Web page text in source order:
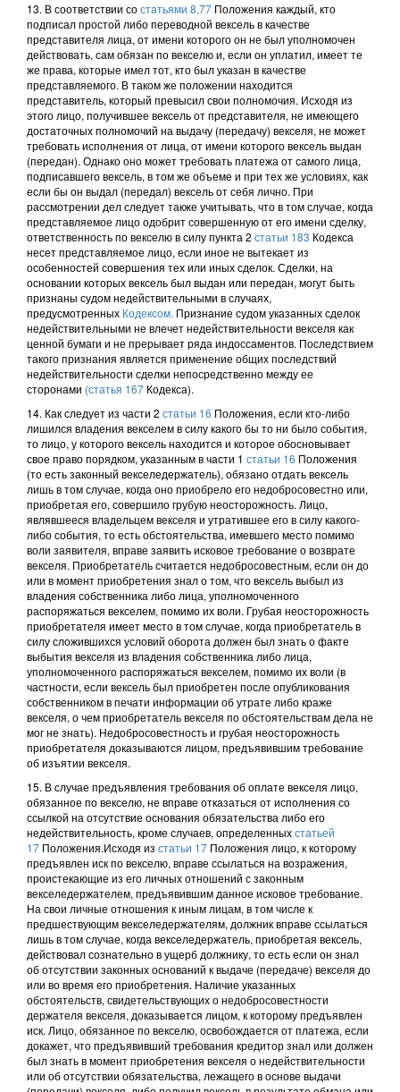
13. В соответствии состатьями 8,77 Положения каждый, кто
подписал простой либо переводной вексель в качестве
представителя лица, от имени которого он не был уполномочен
действовать, сам обязан по векселю и, если он уплатил, имеет те
же права, которые имел тот, кто был указан в качестве
представляемого. В таком же положении находится
представитель, который превысил свои полномочия. Исходя из
этого лицо, получившее вексель от представителя, не имеющего
достаточных полномочий на выдачу (передачу) векселя, не может
требовать исполнения от лица, от имени которого вексель выдан
(передан). Однако оно может требовать платежа от самого лица,
подписавшего вексель, в том же объеме и при тех же условиях, как
если бы он выдал (передал) вексель от себя лично. При
рассмотрении дел следует также учитывать, что в том случае, когда
представляемое лицо одобрит совершенную от его имени сделку,
ответственность по векселю в силу пункта 2 статьи 183 Кодекса
несет представляемое лицо, если иное не вытекает из
особенностей совершения тех или иных сделок. Сделки, на
основании которых вексель был выдан или передан, могут быть
признаны судом недействительными в случаях,
предусмотренных Кодексом. Признание судом указанных сделок
недействительными не влечет недействительности векселя как
ценной бумаги и не прерывает ряда индоссаментов. Последствием
такого признания является применение общих последствий
недействительности сделки непосредственно между ее
сторонами (статья 167 Кодекса).
14. Как следует из части 2 статьи 16 Положения, если кто-либо
лишился владения векселем в силу какого бы то ни было события,
то лицо, у которого вексель находится и которое обосновывает
свое право порядком, указанным в части 1 статьи 16 Положения
(то есть законный векселедержатель), обязано отдать вексель
лишь в том случае, когда оно приобрело его недобросовестно или,
приобретая его, совершило грубую неосторожность. Лицо,
являвшееся владельцем векселя и утратившее его в силу какого-
либо события, то есть обстоятельства, имевшего место помимо
воли заявителя, вправе заявить исковое требование о возврате
векселя. Приобретатель считается недобросовестным, если он до
или в момент приобретения знал о том, что вексель выбыл из
владения собственника либо лица, уполномоченного
распоряжаться векселем, помимо их воли. Грубая неосторожность
приобретателя имеет место в том случае, когда приобретатель в
силу сложившихся условий оборота должен был знать о факте
выбытия векселя из владения собственника либо лица,
уполномоченного распоряжаться векселем, помимо их воли (в
частности, если вексель был приобретен после опубликования
собственником в печати информации об утрате либо краже
векселя, о чем приобретатель векселя по обстоятельствам дела не
мог не знать). Недобросовестность и грубая неосторожность
приобретателя доказываются лицом, предъявившим требование
об изъятии векселя.
15. В случае предъявления требования об оплате векселя лицо,
обязанное по векселю, не вправе отказаться от исполнения со
ссылкой на отсутствие основания обязательства либо его
недействительность, кроме случаев, определенныхстатьей
17 Положения.Исходя из статьи 17 Положения лицо, к которому
предъявлен иск по векселю, вправе ссылаться на возражения,
проистекающие из его личных отношений с законным
векселедержателем, предъявившим данное исковое требование.
На свои личные отношения к иным лицам, в том числе к
предшествующим векселедержателям, должник вправе ссылаться
лишь в том случае, когда векселедержатель, приобретая вексель,
действовал сознательно в ущерб должнику, то есть если он знал
об отсутствии законных оснований к выдаче (передаче) векселя до
или во время его приобретения. Наличие указанных
обстоятельств, свидетельствующих о недобросовестности
держателя векселя, доказывается лицом, к которому предъявлен
иск. Лицо, обязанное по векселю, освобождается от платежа, если
докажет, что предъявивший требования кредитор знал или должен
был знать в момент приобретения векселя о недействительности
или об отсутствии обязательства, лежащего в основе выдачи